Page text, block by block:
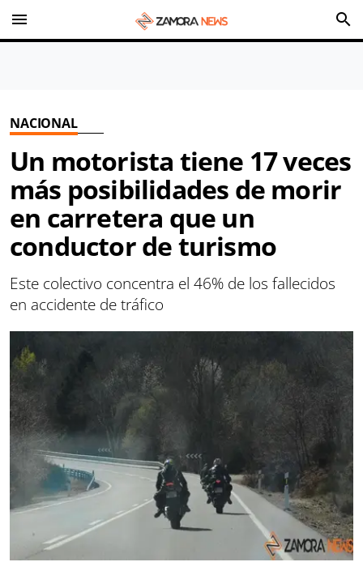
menu search
NACIONAL
Un motorista tiene 17 veces
más posibilidades de morir
en carretera que un
conductor de turismo
Este colectivo concentra el 46% de los fallecidos
en accidente de tráfico